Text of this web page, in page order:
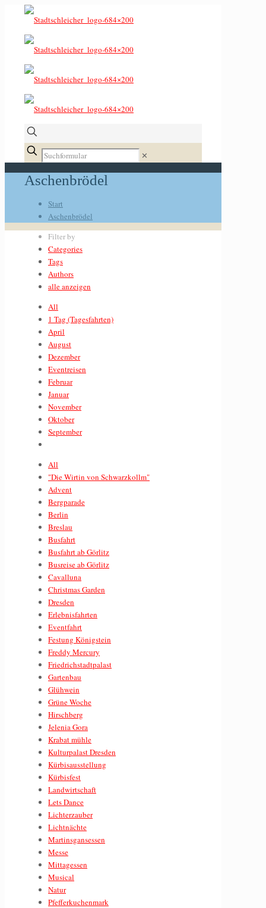
✕
Aschenbrödel
Start
Aschenbrödel
Filter by
Categories
Tags
Authors
alle anzeigen
All
1 Tag (Tagesfahrten)
April
August
Dezember
Eventreisen
Februar
Januar
November
Oktober
September
All
"Die Wirtin von Schwarzkollm"
Advent
Bergparade
Berlin
Breslau
Busfahrt
Busfahrt ab Görlitz
Busreise ab Görlitz
Cavalluna
Christmas Garden
Dresden
Erlebnisfahrten
Eventfahrt
Festung Königstein
Freddy Mercury
Friedrichstadtpalast
Gartenbau
Glühwein
Grüne Woche
Hirschberg
Jelenia Gora
Krabat mühle
Kulturpalast Dresden
Kürbisausstellung
Kürbisfest
Landwirtschaft
Lets Dance
Lichterzauber
Lichtnächte
Martinsgansessen
Messe
Mittagessen
Musical
Natur
Pfefferkuchenmark